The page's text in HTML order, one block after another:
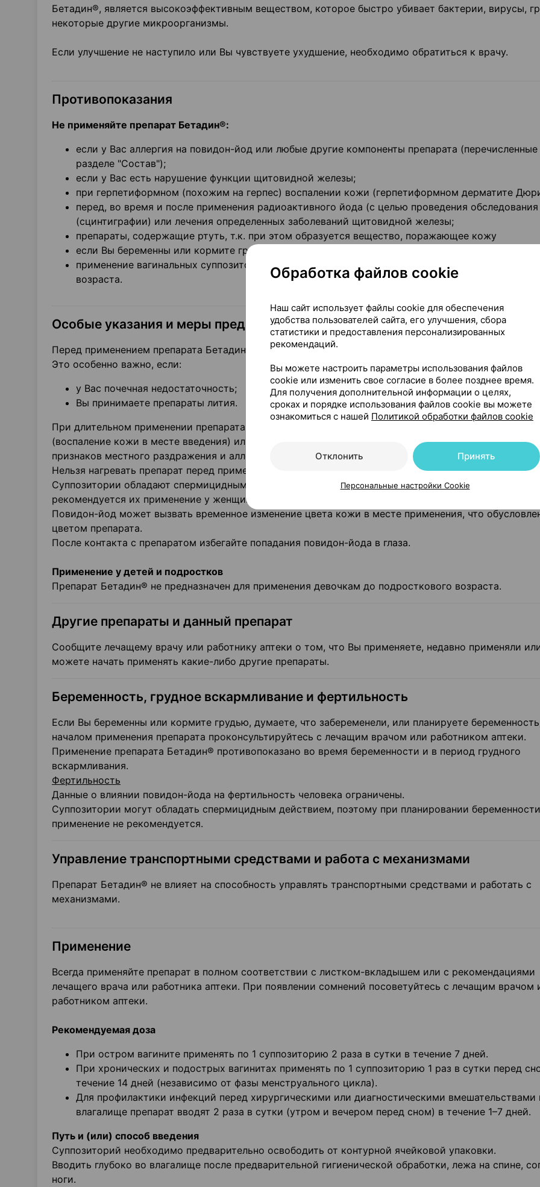
Бетадин®, является высокоэффективным веществом, которое быстро убивает бактерии, вирусы,
некоторые другие микроорганизмы.
Если улучшение не наступило или Вы чувствуете ухудшение, необходимо обратиться к врачу.
Противопоказания
Не применяйте препарат Бетадин®:
если у Вас аллергия на повидон-йод или любые другие компоненты препарата (перечисленные
разделе "Состав");
если у Вас есть нарушение функции щитовидной железы;
при герпетиформном (похожим на герпес) воспалении кожи (герпетиформном дерматите
перед, во время и после применения радиоактивного йода (с целью проведения обследования
(сцинтиграфии) или лечения определенных заболеваний щитовидной железы;
препараты, содержащие ртуть, т.к. при этом образуется вещество, поражающее кожу
если Вы беременны или кормите грудью;
применение вагинальных суппозиторий Бетадин® противопоказано девочкам младше
возраста.
Особые указания и меры предосторожности
Перед применением препарата Бетадин® проконсультируйтесь с лечащим врачом или работником
Это особенно важно, если:
у Вас почечная недостаточность;
Вы принимаете препараты лития.
При длительном применении препарата может развиться раздражение кожи, контактный дерматит
(воспаление кожи в месте введения) или аллергические реакции (гиперчувствительность). При
признаков местного раздражения и аллергии применение препарата следует прекратить.
Нельзя нагревать препарат перед применением.
Суппозитории обладают спермицидным действием (ухудшают функцию сперматозоидов), в связи
рекомендуется их применение у женщин, планирующих беременность.
Повидон-йод может вызвать временное изменение цвета кожи в месте применения, что
цветом препарата.
После контакта с препаратом избегайте попадания повидон-йода в глаза.
Применение у детей и подростков
Препарат Бетадин® не предназначен для применения девочкам до подросткового возраста.
Другие препараты и данный препарат
Сообщите лечащему врачу или работнику аптеки о том, что Вы применяете, недавно применяли
можете начать применять какие-либо другие препараты.
Беременность, грудное вскармливание и фертильность
Если Вы беременны или кормите грудью, думаете, что забеременели, или планируете
началом применения препарата проконсультируйтесь с лечащим врачом или работником аптеки.
Применение препарата Бетадин® противопоказано во время беременности и в период грудного
вскармливания.
Фертильность
Данные о влиянии повидон-йода на фертильность человека ограничены.
Суппозитории могут обладать спермицидным действием, поэтому при планировании
применение не рекомендуется.
Управление транспортными средствами и работа с механизмами
Препарат Бетадин® не влияет на способность управлять транспортными средствами и работать с
механизмами.
Применение
Всегда применяйте препарат в полном соответствии с листком-вкладышем или с рекомендациями
лечащего врача или работника аптеки. При появлении сомнений посоветуйтесь с лечащим врачом
работником аптеки.
Рекомендуемая доза
При остром вагините применять по 1 суппозиторию 2 раза в сутки в течение 7 дней.
При хронических и подострых вагинитах применять по 1 суппозиторию 1 раз в сутки перед
течение 14 дней (независимо от фазы менструального цикла).
Для профилактики инфекций перед хирургическими или диагностическими вмешательствами
влагалище препарат вводят 2 раза в сутки (утром и вечером перед сном) в течение 1–7 дней.
Путь и (или) способ введения
Суппозиторий необходимо предварительно освободить от контурной ячейковой упаковки.
Вводить глубоко во влагалище после предварительной гигиенической обработки, лежа на спине,
ноги.
Обработка файлов cookie
Наш сайт использует файлы cookie для обеспечения
удобства пользователей сайта, его улучшения, сбора
статистики и предоставления персонализированных
рекомендаций.
Вы можете настроить параметры использования файлов
cookie или изменить свое согласие в более позднее время.
Для получения дополнительной информации о целях,
сроках и порядке использования файлов cookie вы можете
ознакомиться с нашей Политикой обработки файлов cookie
Отклонить Принять
Персональные настройки Cookie